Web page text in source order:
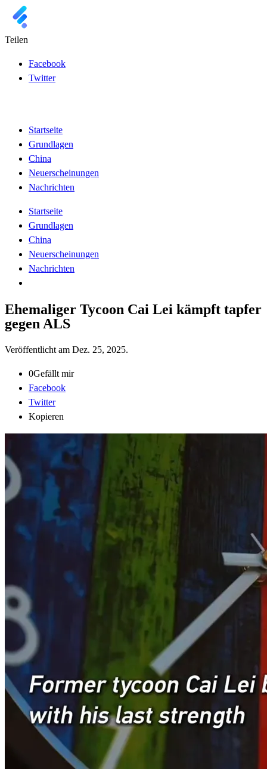
Teilen
Facebook
Twitter
Startseite
Grundlagen
China
Neuerscheinungen
Nachrichten
Startseite
Grundlagen
China
Neuerscheinungen
Nachrichten
Ehemaliger Tycoon Cai Lei kämpft tapfer
gegen ALS
Veröffentlicht am Dez. 25, 2025.
0Gefällt mir
Facebook
Twitter
Kopieren